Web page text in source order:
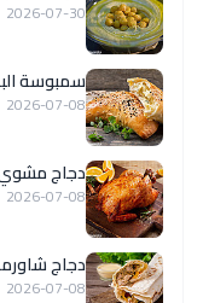
2026-07-30
سمبوسة
2026-07-08
دجاج مشوي
2026-07-08
دجاج
2026-07-08